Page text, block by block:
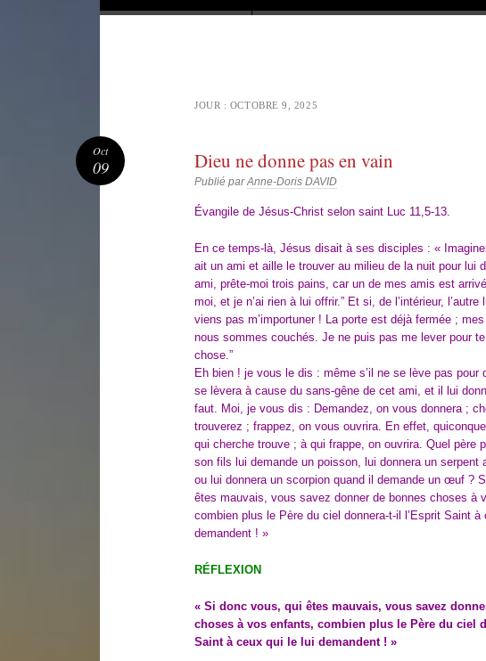
JOUR : OCTOBRE 9, 2025
Dieu ne donne pas en vain
Publié parAnne-Doris DAVID
Évangile de Jésus-Christ selon saint Luc 11,5-13.
En ce temps-là, Jésus disait à ses disciples : «
ait un ami et aille le trouver au milieu de la nuit pour lui
ami, prête-moi trois pains, car un de mes amis est
moi, et je n’ai rien à lui offrir.” Et si, de l’intérieur, l’autre
viens pas m’importuner ! La porte est déjà fermée ;
nous sommes couchés. Je ne puis pas me lever pour
chose.”
Eh bien ! je vous le dis : même s’il ne se lève pas pour
se lèvera à cause du sans-gêne de cet ami, et il lui
faut. Moi, je vous dis : Demandez, on vous donnera ;
trouverez ; frappez, on vous ouvrira. En effet,
qui cherche trouve ; à qui frappe, on ouvrira. Quel père
son fils lui demande un poisson, lui donnera un serpent
ou lui donnera un scorpion quand il demande un œuf ?
êtes mauvais, vous savez donner de bonnes choses à
combien plus le Père du ciel donnera-t-il l’Esprit Saint à
demandent ! »
RÉFLEXION
« Si donc vous, qui êtes mauvais, vous savez
choses à vos enfants, combien plus le Père du ciel
Saint à ceux qui le lui demandent ! »
Oct
09